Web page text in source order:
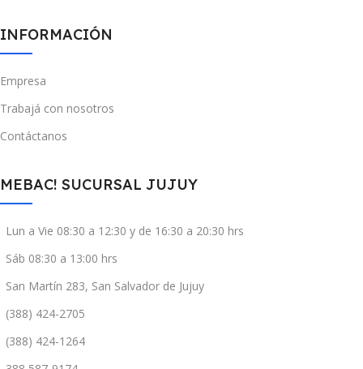
INFORMACIÓN
Empresa
Trabajá con nosotros
Contáctanos
MEBAC! SUCURSAL JUJUY
Lun a Vie 08:30 a 12:30 y de 16:30 a 20:30 hrs
Sáb 08:30 a 13:00 hrs
San Martín 283, San Salvador de Jujuy
(388) 424-2705
(388) 424-1264